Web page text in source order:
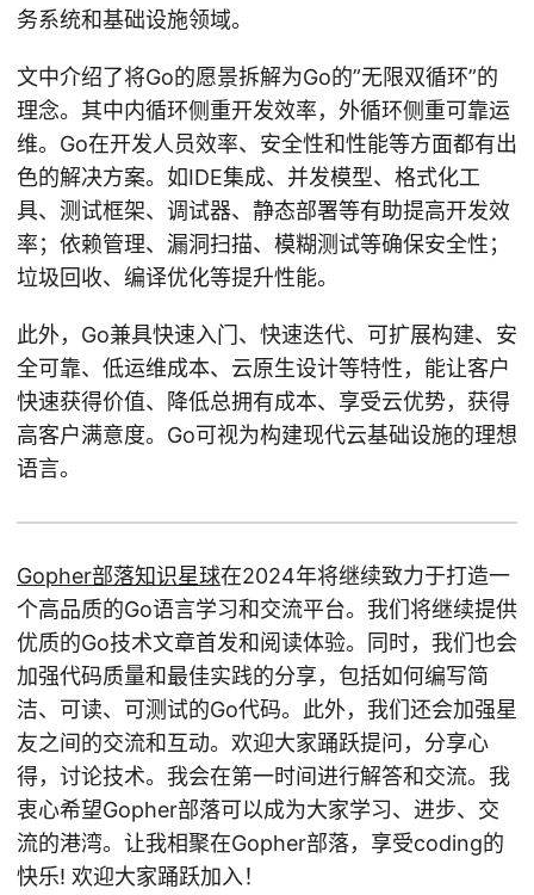
务系统和基础设施领域。
文中介绍了将Go的愿景拆解为Go的”无限双循环”的
理念。其中内循环侧重开发效率，外循环侧重可靠运
维。Go在开发人员效率、安全性和性能等方面都有出
色的解决方案。如IDE集成、并发模型、格式化工
具、测试框架、调试器、静态部署等有助提高开发效
率；依赖管理、漏洞扫描、模糊测试等确保安全性；
垃圾回收、编译优化等提升性能。
此外，Go兼具快速入门、快速迭代、可扩展构建、安
全可靠、低运维成本、云原生设计等特性，能让客户
快速获得价值、降低总拥有成本、享受云优势，获得
高客户满意度。Go可视为构建现代云基础设施的理想
语言。
Gopher部落知识星球在2024年将继续致力于打造一
个高品质的Go语言学习和交流平台。我们将继续提供
优质的Go技术文章首发和阅读体验。同时，我们也会
加强代码质量和最佳实践的分享，包括如何编写简
洁、可读、可测试的Go代码。此外，我们还会加强星
友之间的交流和互动。欢迎大家踊跃提问，分享心
得，讨论技术。我会在第一时间进行解答和交流。我
衷心希望Gopher部落可以成为大家学习、进步、交
流的港湾。让我相聚在Gopher部落，享受coding的
快乐! 欢迎大家踊跃加入！